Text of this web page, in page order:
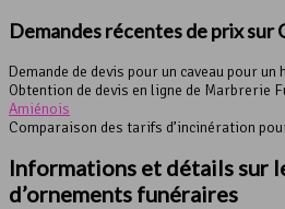
Demandes récentes de prix sur
Demande de devis pour un caveau pour un
Obtention de devis en ligne de Marbrerie
Amiénois
Comparaison des tarifs d’incinération
Informations et détails sur
d’ornements funéraires